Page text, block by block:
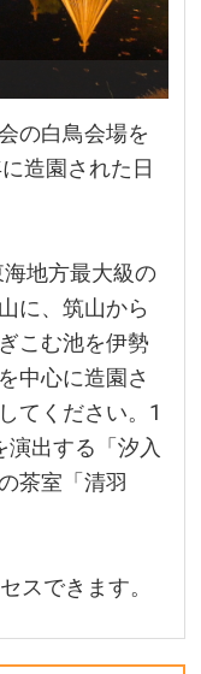
の白鳥会場を
造園された日
地方最大級の
に、筑山から
こむ池を伊勢
中心に造園さ
てください。1
出する「汐入
茶室「清羽
スできます。